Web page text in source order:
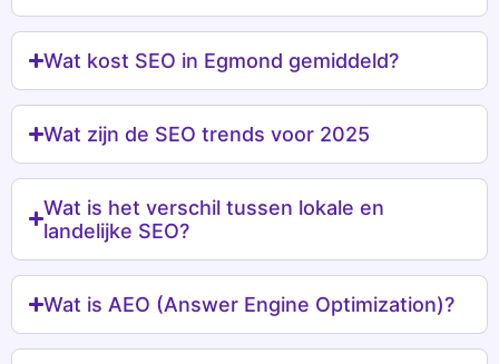
Wat kost SEO in Egmond gemiddeld?
Wat zijn de SEO trends voor 2025
Wat is het verschil tussen lokale en
landelijke SEO?
Wat is AEO (Answer Engine Optimization)?